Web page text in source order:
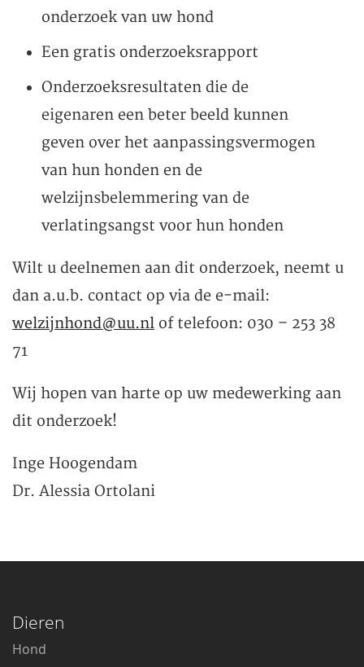
onderzoek van uw hond
Een gratis onderzoeksrapport
Onderzoeksresultaten die de
eigenaren een beter beeld kunnen
geven over het aanpassingsvermogen
van hun honden en de
welzijnsbelemmering van de
verlatingsangst voor hun honden
Wilt u deelnemen aan dit onderzoek, neemt u
dan a.u.b. contact op via de e-mail:
welzijnhond@uu.nl of telefoon: 030 – 253 38
71
Wij hopen van harte op uw medewerking aan
dit onderzoek!
Inge Hoogendam
Dr. Alessia Ortolani
Dieren
Hond